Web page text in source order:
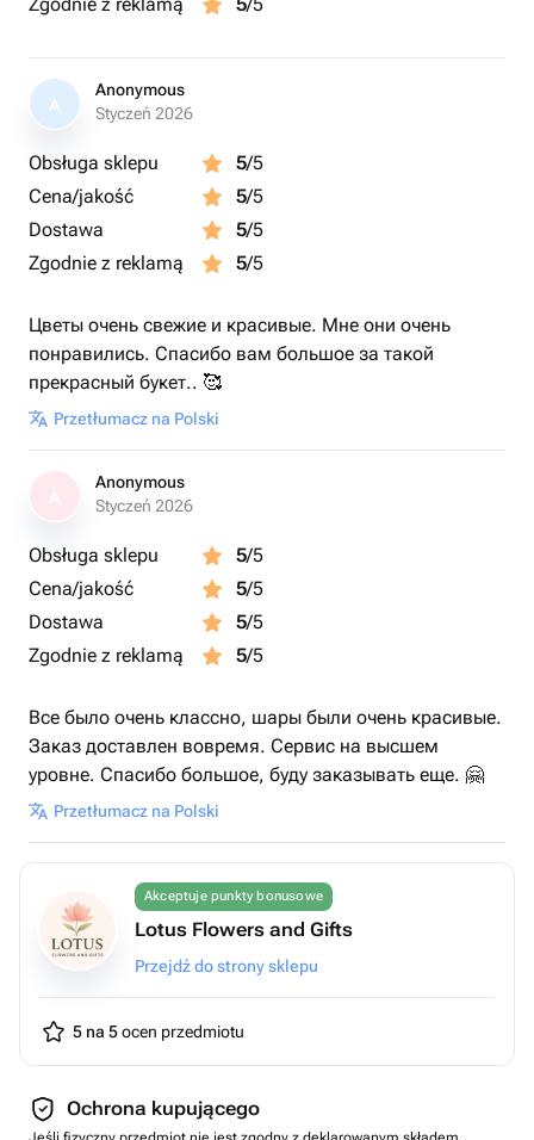
A
Anonymous
Styczeń 2026
Obsługa sklepu 5/5
Cena/jakość
5/5
Dostawa
5/5
Zgodnie z reklamą
5/5
Цветы очень свежие и красивые. Мне они очень
понравились. Спасибо вам большое за такой
прекрасный букет.. 🥰
Przetłumacz na Polski
Anonymous
Styczeń 2026
Obsługa sklepu 5/5
Cena/jakość
5/5
Dostawa
5/5
Zgodnie z reklamą
5/5
Все было очень классно, шары были очень красивые.
Заказ доставлен вовремя. Сервис на высшем
уровне. Спасибо большое, буду заказывать еще. 🤗
Przetłumacz na Polski
Akceptuje punkty bonusowe
Lotus Flowers and Gifts
Przejdź do strony sklepu
5 na 5ocen przedmiotu
Ochrona kupującego